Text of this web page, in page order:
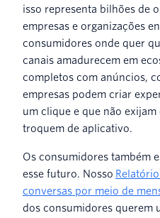
isso representa bilhões de
empresas e organizações
consumidores onde quer
canais amadurecem em
completos com anúncios,
empresas podem criar
um clique e que não
troquem de aplicativo.
Os consumidores também
esse futuro. Nosso
conversas por meio de
dos consumidores querem